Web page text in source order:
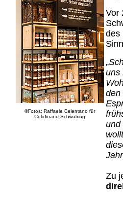
©Fotos: Raffaele Celentano für
Cotidioano Schwabing
Vor
des
„
uns
den
und
Zu